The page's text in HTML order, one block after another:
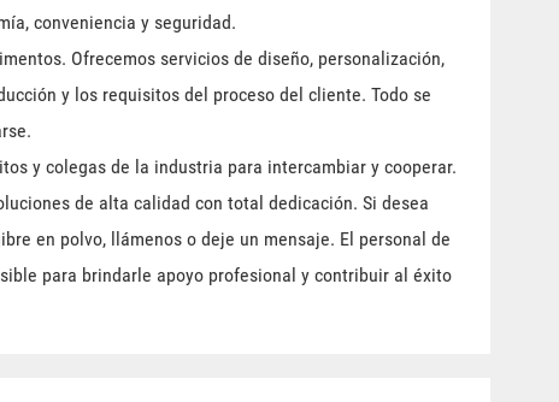
conveniencia y seguridad.
Ofrecemos servicios de diseño, personalización,
y los requisitos del proceso del cliente. Todo se
y colegas de la industria para intercambiar y cooperar.
de alta calidad con total dedicación. Si desea
en polvo, llámenos o deje un mensaje. El personal de
para brindarle apoyo profesional y contribuir al éxito